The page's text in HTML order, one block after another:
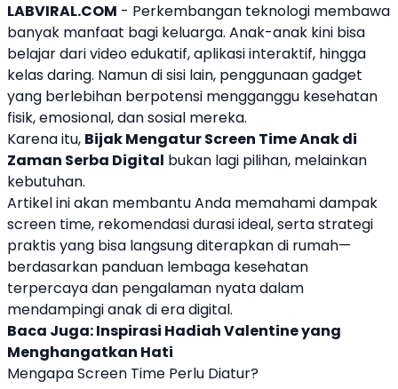
LABVIRAL.COM - Perkembangan teknologi membawa
banyak manfaat bagi keluarga. Anak-anak kini bisa
belajar dari video edukatif, aplikasi interaktif, hingga
kelas daring. Namun di sisi lain, penggunaan gadget
yang berlebihan berpotensi mengganggu kesehatan
fisik, emosional, dan sosial mereka.
Karena itu, Bijak Mengatur Screen Time Anak di
Zaman Serba Digital bukan lagi pilihan, melainkan
kebutuhan.
Artikel ini akan membantu Anda memahami dampak
screen time, rekomendasi durasi ideal, serta strategi
praktis yang bisa langsung diterapkan di rumah—
berdasarkan panduan lembaga kesehatan
terpercaya dan pengalaman nyata dalam
mendampingi anak di era digital.
Baca Juga:Inspirasi Hadiah Valentine yang
Menghangatkan Hati
Mengapa Screen Time Perlu Diatur?